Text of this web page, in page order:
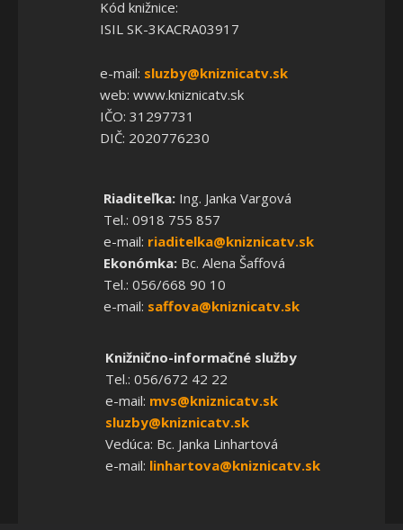
Kód knižnice:
ISIL SK-3KACRA03917
e-mail: sluzby@kniznicatv.sk
web: www.kniznicatv.sk
IČO: 31297731
DIČ: 2020776230
Riaditeľka:Ing. Janka Vargová
Tel.: 0918 755 857
e-mail: riaditelka@kniznicatv.sk
Ekonómka:Bc. Alena Šaffová
Tel.: 056/668 90 10
e-mail: saffova@kniznicatv.sk
Knižnično-informačné služby
Tel.: 056/672 42 22
e-mail: mvs@kniznicatv.sk
sluzby@kniznicatv.sk
Vedúca: Bc. Janka Linhartová
e-mail: linhartova@kniznicatv.sk